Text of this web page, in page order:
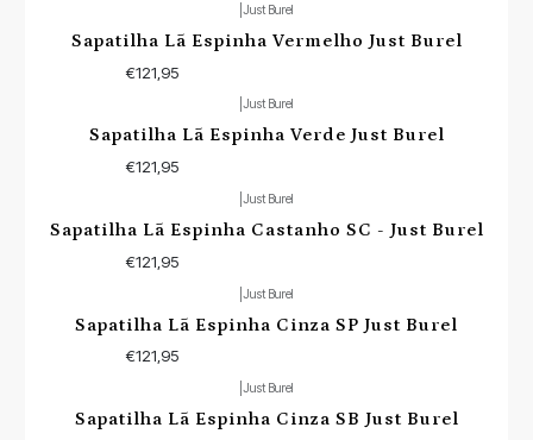
Just Burel
Sapatilha Lã Espinha Vermelho Just Burel
€121,95
Just Burel
Sapatilha Lã Espinha Verde Just Burel
€121,95
Não Disponível
Just Burel
Sapatilha Lã Espinha Castanho SC - Just Burel
€121,95
Just Burel
Sapatilha Lã Espinha Cinza SP Just Burel
€121,95
Just Burel
Sapatilha Lã Espinha Cinza SB Just Burel